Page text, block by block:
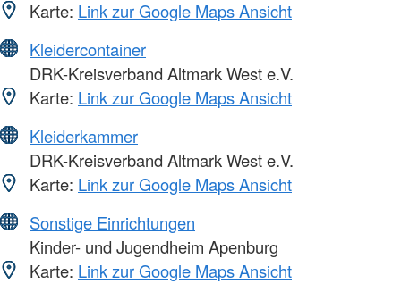
Karte: Link zur Google Maps Ansicht
Kleidercontainer
DRK-Kreisverband Altmark West e.V.
Karte: Link zur Google Maps Ansicht
Kleiderkammer
DRK-Kreisverband Altmark West e.V.
Karte: Link zur Google Maps Ansicht
Sonstige Einrichtungen
Kinder- und Jugendheim Apenburg
Karte: Link zur Google Maps Ansicht